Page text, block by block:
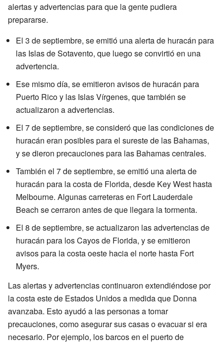
alertas y advertencias para que la gente pudiera
prepararse.
El 3 de septiembre, se emitió una alerta de huracán para
las Islas de Sotavento, que luego se convirtió en una
advertencia.
Ese mismo día, se emitieron avisos de huracán para
Puerto Rico y las Islas Vírgenes, que también se
actualizaron a advertencias.
El 7 de septiembre, se consideró que las condiciones de
huracán eran posibles para el sureste de las Bahamas,
y se dieron precauciones para las Bahamas centrales.
También el 7 de septiembre, se emitió una alerta de
huracán para la costa de Florida, desde Key West hasta
Melbourne. Algunas carreteras en Fort Lauderdale
Beach se cerraron antes de que llegara la tormenta.
El 8 de septiembre, se actualizaron las advertencias de
huracán para los Cayos de Florida, y se emitieron
avisos para la costa oeste hacia el norte hasta Fort
Myers.
Las alertas y advertencias continuaron extendiéndose por
la costa este de Estados Unidos a medida que Donna
avanzaba. Esto ayudó a las personas a tomar
precauciones, como asegurar sus casas o evacuar si era
necesario. Por ejemplo, los barcos en el puerto de